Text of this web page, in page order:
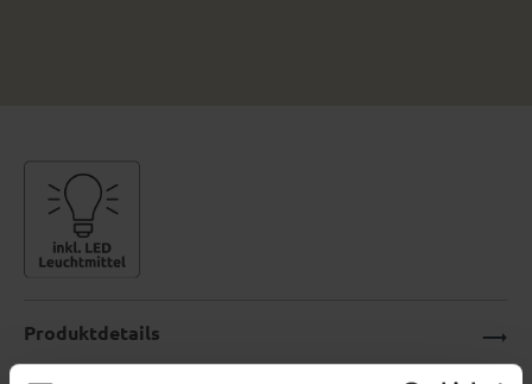
Produktdetails